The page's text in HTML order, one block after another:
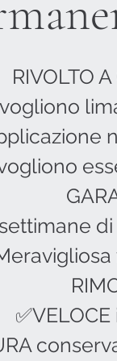
RIVOLTO
settimane